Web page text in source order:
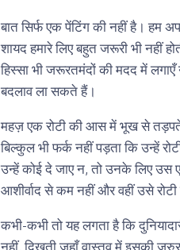
बात सिर्फ एक पेंटिंग की नहीं है। हम
शायद हमारे लिए बहुत जरूरी भी नहीं
हिस्सा भी जरूरतमंदों की मदद में लगाएँ
बदलाव ला सकते हैं।
महज़ एक रोटी की आस में भूख से
बिल्कुल भी फर्क नहीं पड़ता कि उन्हें
उन्हें कोई दे जाए न, तो उनके लिए उस
आशीर्वाद से कम नहीं और वहीं उसे
कभी-कभी तो यह लगता है कि
नहीं, दिखती जहाँ वास्तव में इसकी